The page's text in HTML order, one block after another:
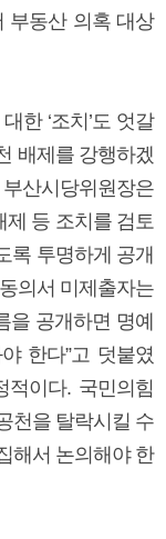
부동산 의혹 대상
한 ‘조치’도 엇갈
배제를 강행하겠
산시당위원장은
제 등 조치를 검토
록 투명하게 공개
의서 미제출자는
을 공개하면 명예
한다”고 덧붙였
이다. 국민의힘
천을 탈락시킬 수
해서 논의해야 한